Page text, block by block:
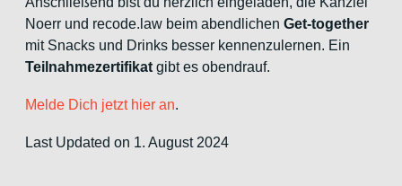
Noerr und recode.law beim abendlichen Get-together
mit Snacks und Drinks besser kennenzulernen. Ein
Teilnahmezertifikat gibt es obendrauf.
Melde Dich jetzt hier an.
Last Updated on 1. August 2024